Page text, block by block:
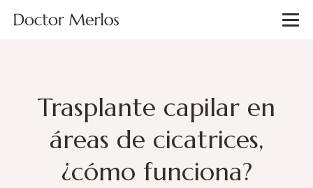
Trasplante capilar en
áreas de cicatrices,
¿cómo funciona?